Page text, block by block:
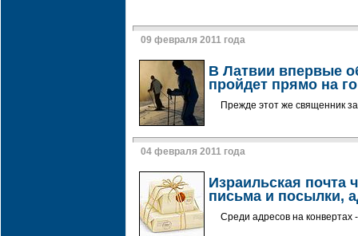
09 февраля 2011 года
В Латвии впервые
пройдет прямо на
Прежде этот же священник
04 февраля 2011 года
Израильская почта
письма и посылки,
Среди адресов на